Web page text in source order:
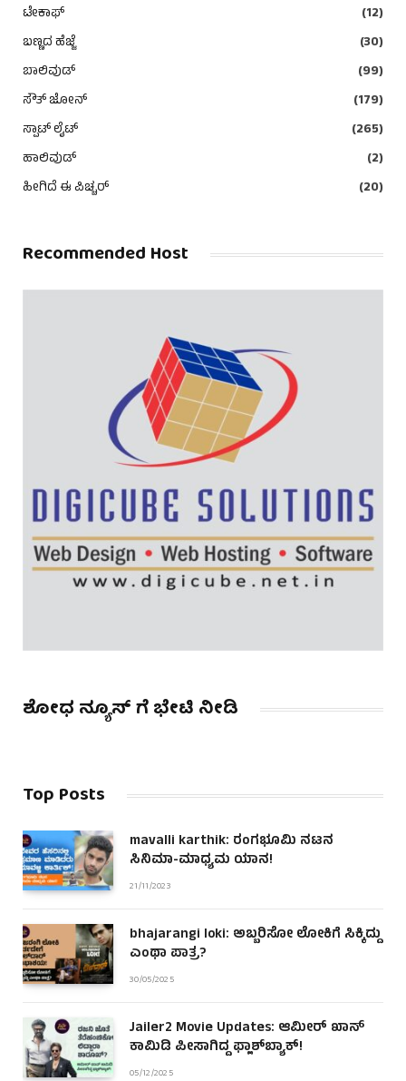
ಟೇಕಾಫ್
(12)
ಬಣ್ಣದ ಹೆಜ್ಜೆ
(30)
ಬಾಲಿವುಡ್
(99)
ಸೌತ್ ಜೋನ್
(179)
ಸ್ಪಾಟ್ ಲೈಟ್
(265)
ಹಾಲಿವುಡ್
(2)
ಹೀಗಿದೆ ಈ ಪಿಚ್ಚರ್
(20)
Recommended Host
ಶೋಧ ನ್ಯೂಸ್ ಗೆ ಭೇಟಿ ನೀಡಿ
Top Posts
mavalli karthik: ರಂಗಭೂಮಿ ನಟನ
ಸಿನಿಮಾ-ಮಾಧ್ಯಮ ಯಾನ!
21/11/2023
bhajarangi loki: ಅಬ್ಬರಿಸೋ ಲೋಕಿಗೆ ಸಿಕ್ಕಿದ್ದು
ಎಂಥಾ ಪಾತ್ರ?
30/05/2025
Jailer2 Movie Updates: ಆಮೀರ್ ಖಾನ್
ಕಾಮಿಡಿ ಪೀಸಾಗಿದ್ದ ಫ್ಲಾಶ್‌ಬ್ಯಾಕ್!
05/12/2025